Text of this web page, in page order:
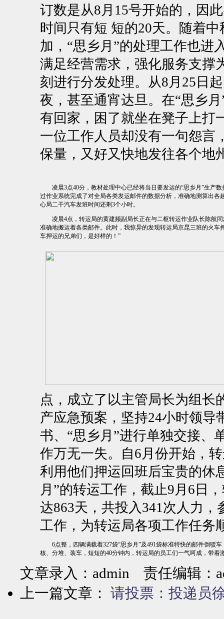
订数是从8月15号开始的，因
时间只有短 短的20天。随着
加，“思乡月”的处理工作也进
满足经营需求，强化服务支撑
刻进行分发处理。从8月25日起
夜，甚至通宵达旦。在“思乡
有回家，困了就坐在凳子上打
一位工作人员却没有一句怨言
保量，又好又快地发往各个地
凌晨3点40分，教材处理中心已经将当日要发运的“思乡月”生产数
过作业系统完成了对全局各类发运邮件的数据分析，准确地测算出
心局二干汽车发班时间还剩3个小时。
凌晨4点，转运局的黄建频副局长正在与二枢转运作业队长陈航同
准确地搬运着各类邮件。此时，我惊异的发现转运局京昆三班的火
车押运的兄弟们，是好样的！”
点，成立了以主管局长为组长
产应急预案，坚持24小时领
书、“思乡月”进行单独交接、
作万无一失。自6月份开始，
利用他们押运回班后宝贵的休
月”的转运工作，截止9月6日
达863天，共投入341次人力
工作，为转运局各项工作任务
6点整，四辆满载着327袋“思乡月”及491袋标准特快的邮件倒驳
核、分堆、装车，短短的40分钟内，转运局的员工们一气呵成，带
文章录入：admin 责任编辑：
上一篇文章： 请投票：投递员